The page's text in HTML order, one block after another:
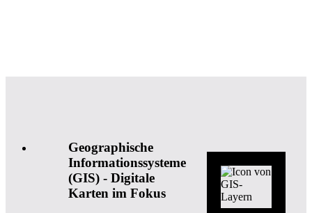
Geographische
Informationssysteme
(GIS) - Digitale
Karten im Fokus